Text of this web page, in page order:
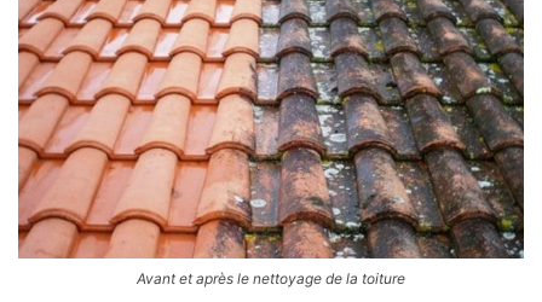
Avant et après le nettoyage de la toiture